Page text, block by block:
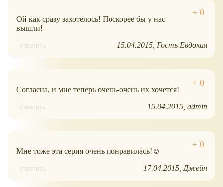
Ой как сразу захотелось! Поскорее бы у нас
вышли!
ответить 15.04.2015 Гость Евдокия
Согласна, и мне теперь очень-очень их хочется!
ответить 15.04.2015 admin
Мне тоже эта серия очень понравилась!☺
ответить 17.04.2015 Джейн